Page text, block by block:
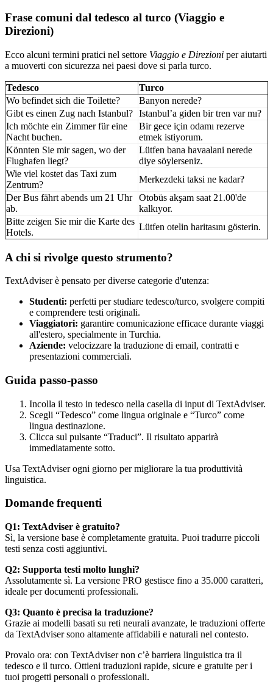
Frase comuni dal tedesco al turco (Viaggio e
Direzioni)
Ecco alcuni termini pratici nel settore Viaggio e Direzioni per aiutarti
a muoverti con sicurezza nei paesi dove si parla turco.
Tedesco
Turco
Wo befindet sich die Toilette?
Banyon nerede?
Gibt es einen Zug nach Istanbul? Istanbul’a giden bir tren var mı?
Ich möchte ein Zimmer für eine
Nacht buchen.
Bir gece için odamı rezerve
etmek istiyorum.
Könnten Sie mir sagen, wo der
Flughafen liegt?
Lütfen bana havaalani nerede
diye söylerseniz.
Wie viel kostet das Taxi zum
Zentrum?
Merkezdeki taksi ne kadar?
Der Bus fährt abends um 21 Uhr
ab.
Otobüs akşam saat 21.00'de
kalkıyor.
Bitte zeigen Sie mir die Karte des
Hotels.
Lütfen otelin haritasını gösterin.
A chi si rivolge questo strumento?
TextAdviser è pensato per diverse categorie d'utenza:
Studenti: perfetti per studiare tedesco/turco, svolgere compiti
e comprendere testi originali.
Viaggiatori: garantire comunicazione efficace durante viaggi
all'estero, specialmente in Turchia.
Aziende: velocizzare la traduzione di email, contratti e
presentazioni commerciali.
Guida passo-passo
Incolla il testo in tedesco nella casella di input di TextAdviser.
Scegli “Tedesco” come lingua originale e “Turco” come
lingua destinazione.
Clicca sul pulsante “Traduci”. Il risultato apparirà
immediatamente sotto.
Usa TextAdviser ogni giorno per migliorare la tua produttività
linguistica.
Domande frequenti
Q1: TextAdviser è gratuito?
Sì, la versione base è completamente gratuita. Puoi tradurre piccoli
testi senza costi aggiuntivi.
Q2: Supporta testi molto lunghi?
Assolutamente sì. La versione PRO gestisce fino a 35.000 caratteri,
ideale per documenti professionali.
Q3: Quanto è precisa la traduzione?
Grazie ai modelli basati su reti neurali avanzate, le traduzioni offerte
da TextAdviser sono altamente affidabili e naturali nel contesto.
Provalo ora: con TextAdviser non c’è barriera linguistica tra il
tedesco e il turco. Ottieni traduzioni rapide, sicure e gratuite per i
tuoi progetti personali o professionali.